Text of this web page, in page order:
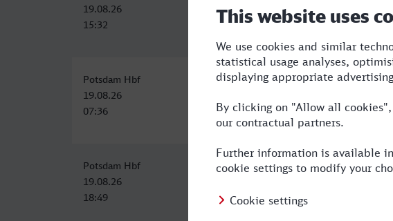
19.08.26
15:32
19.08.26
22:43
Potsdam Hbf
19.08.26
07:36
Freudenstadt Hbf
15:37
8:01
Potsdam Hbf
19.08.26
18:49
Freudenstadt Hbf
07:10
12:21